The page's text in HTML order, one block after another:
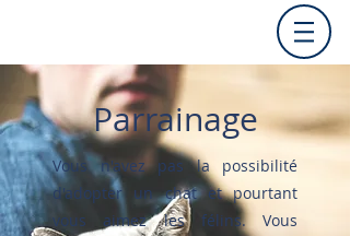
Parrainage
Vous n'avez pas la possibilité
d'adopter un chat et pourtant
vous aimez les félins. Vous